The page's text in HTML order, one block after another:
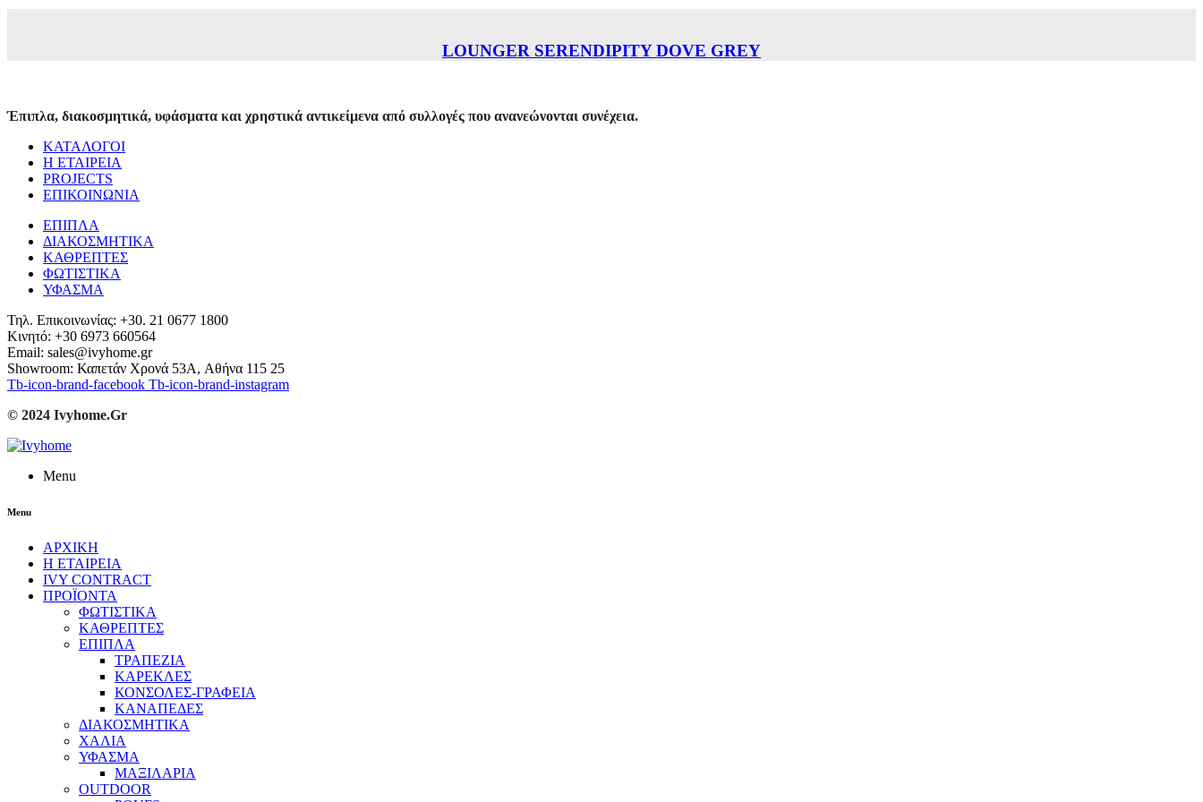
LOUNGER SERENDIPITY DOVE GREY
Έπιπλα, διακοσμητικά, υφάσματα και χρηστικά αντικείμενα από συλλογές που ανανεώνονται συνέχεια.
ΚΑΤΑΛΟΓΟΙ
Η ΕΤΑΙΡΕΙΑ
PROJECTS
ΕΠΙΚΟΙΝΩΝΙΑ
ΕΠΙΠΛΑ
ΔΙΑΚΟΣΜΗΤΙΚΑ
ΚΑΘΡΕΠΤΕΣ
ΦΩΤΙΣΤΙΚΑ
ΥΦΑΣΜΑ
Τηλ. Επικοινωνίας: +30. 21 0677 1800
Κινητό: +30 6973 660564
Email: sales@ivyhome.gr
Showroom: Καπετάν Χρονά 53A, Αθήνα 115 25
Tb-icon-brand-facebook Tb-icon-brand-instagram
© 2024 Ivyhome.Gr
Menu
Menu
ΑΡΧΙΚΗ
Η ΕΤΑΙΡΕΙΑ
IVY CONTRACT
ΠΡΟΪΟΝΤΑ
ΦΩΤΙΣΤΙΚΑ
ΚΑΘΡΕΠΤΕΣ
ΕΠΙΠΛΑ
ΤΡΑΠΕΖΙΑ
ΚΑΡΕΚΛΕΣ
ΚΟΝΣΟΛΕΣ-ΓΡΑΦΕΙΑ
ΚΑΝΑΠΕΔΕΣ
ΔΙΑΚΟΣΜΗΤΙΚΑ
ΧΑΛΙΑ
ΥΦΑΣΜΑ
ΜΑΞΙΛΑΡΙΑ
OUTDOOR